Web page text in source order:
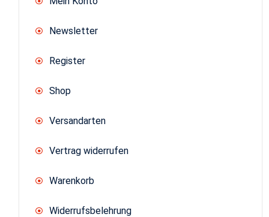
Newsletter
Register
Shop
Versandarten
Vertrag widerrufen
Warenkorb
Widerrufsbelehrung